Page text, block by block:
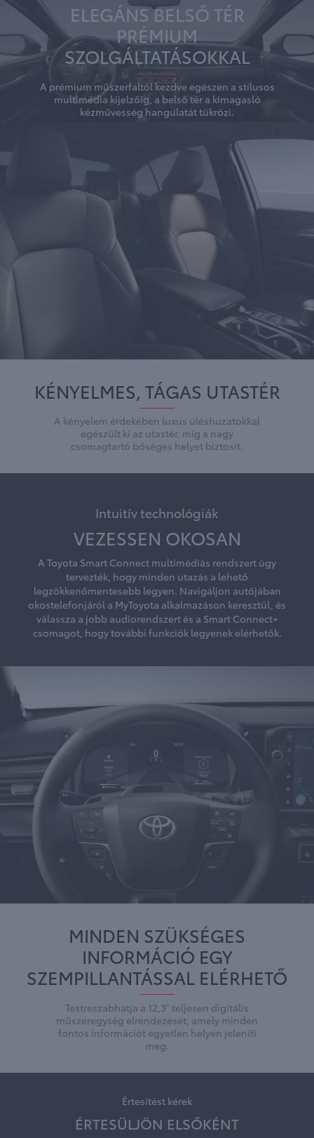
ELEGÁNS BELSŐ TÉR
PRÉMIUM
SZOLGÁLTATÁSOKKAL
A prémium műszerfaltól kezdve egészen a stílusos
multimédia kijelzőig, a belső tér a kimagasló
kézművesség hangulatát tükrözi.
KÉNYELMES, TÁGAS UTASTÉR
A kényelem érdekében luxus üléshuzatokkal
egészült ki az utastér, míg a nagy
csomagtartó bőséges helyet biztosít.
Intuitív technológiák
VEZESSEN OKOSAN
A Toyota Smart Connect multimédiás rendszert úgy
tervezték, hogy minden utazás a lehető
legzökkenőmentesebb legyen. Navigáljon autójában
okostelefonjáról a MyToyota alkalmazáson keresztül, és
válassza a jobb audiorendszert és a Smart Connect+
csomagot, hogy további funkciók legyenek elérhetők.
MINDEN SZÜKSÉGES
INFORMÁCIÓ EGY
SZEMPILLANTÁSSAL ELÉRHETŐ
Testreszabhatja a 12,3" teljesen digitális
műszeregység elrendezését, amely minden
fontos információt egyetlen helyen jeleníti
meg.
Értesítést kérek
ÉRTESÜLJÖN ELSŐKÉNT